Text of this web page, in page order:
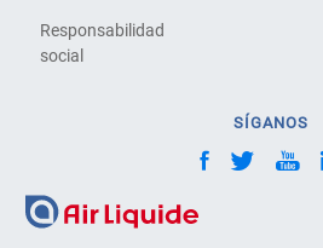
Responsabilidad
social
SÍGANOS